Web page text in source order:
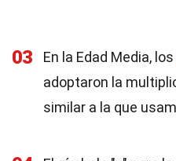
03 En la Edad Media, los
adoptaron la
similar a la que